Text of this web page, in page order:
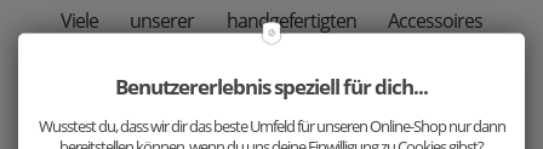
Viele unserer handgefertigten Accessoires
harmonieren aufgrund der ausgewählten,
passenden Holzarten großartig miteinander.
Ergänze jetzt dein Outfit mit unseren einzigartigen
Benutzererlebnis speziell für dich...
Wusstest du, dass wir dir das beste Umfeld für unseren Online-Shop nur dann